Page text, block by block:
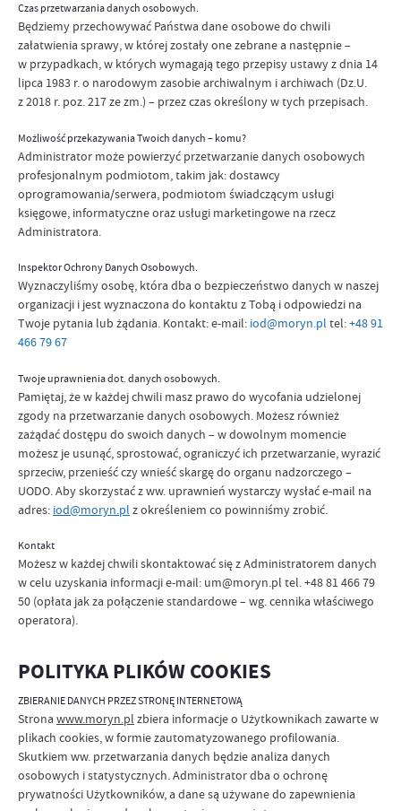
Czas przetwarzania danych osobowych.
Będziemy przechowywać Państwa dane osobowe do chwili
załatwienia sprawy, w której zostały one zebrane a następnie –
w przypadkach, w których wymagają tego przepisy ustawy z dnia 14
lipca 1983 r. o narodowym zasobie archiwalnym i archiwach (Dz.U.
z 2018 r. poz. 217 ze zm.) – przez czas określony w tych przepisach.
Możliwość przekazywania Twoich danych – komu?
Administrator może powierzyć przetwarzanie danych osobowych
profesjonalnym podmiotom, takim jak: dostawcy
oprogramowania/serwera, podmiotom świadczącym usługi
księgowe, informatyczne oraz usługi marketingowe na rzecz
Administratora.
Inspektor Ochrony Danych Osobowych.
Wyznaczyliśmy osobę, która dba o bezpieczeństwo danych w naszej
organizacji i jest wyznaczona do kontaktu z Tobą i odpowiedzi na
Twoje pytania lub żądania. Kontakt: e-mail: iod@moryn.pl tel:+48 91
466 79 67
Twoje uprawnienia dot. danych osobowych.
Pamiętaj, że w każdej chwili masz prawo do wycofania udzielonej
zgody na przetwarzanie danych osobowych. Możesz również
zażądać dostępu do swoich danych – w dowolnym momencie
możesz je usunąć, sprostować, ograniczyć ich przetwarzanie, wyrazić
sprzeciw, przenieść czy wnieść skargę do organu nadzorczego –
UODO. Aby skorzystać z ww. uprawnień wystarczy wysłać e-mail na
adres: iod@moryn.pl z określeniem co powinniśmy zrobić.
Kontakt
Możesz w każdej chwili skontaktować się z Administratorem danych
w celu uzyskania informacji e-mail: um@moryn.pl tel. +48 81 466 79
50 (opłata jak za połączenie standardowe – wg. cennika właściwego
operatora).
POLITYKA PLIKÓW COOKIES
ZBIERANIE DANYCH PRZEZ STRONĘ INTERNETOWĄ
Strona www.moryn.pl zbiera informacje o Użytkownikach zawarte w
plikach cookies, w formie zautomatyzowanego profilowania.
Skutkiem ww. przetwarzania danych będzie analiza danych
osobowych i statystycznych. Administrator dba o ochronę
prywatności Użytkowników, a dane są używane do zapewnienia